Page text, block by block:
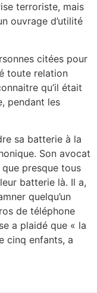
terroriste, mais
ouvrage d’utilité
citées pour
toute relation
qu’il était
pendant les
sa batterie à la
Son avocat
presque tous
batterie là. Il a,
quelqu’un
de téléphone
a plaidé que « la
cinq enfants, a